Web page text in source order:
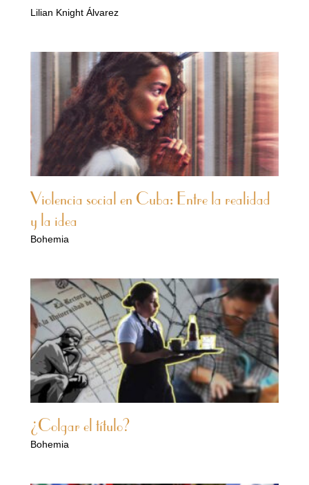
Lilian Knight Álvarez
Violencia social en Cuba: Entre la realidad
y la idea
Bohemia
¿Colgar el título?
Bohemia